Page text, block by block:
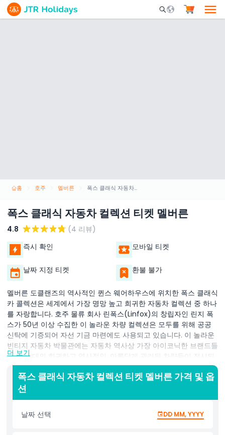
Mobile Search
홈 호주 멜버른 폭스 클래식 자동차 컬렉션 티켓 멜버른
폭스 클래식 자동차 컬렉션 티켓 멜버른
4.8
(4 리뷰)
즉시 확인
모바일 티켓
날짜 지정 티켓 환불 불가
멜버른 도클랜즈의 역사적인 퀸스 웨어하우스에 위치한 폭스 클래식
카 콜렉션은 세계에서 가장 명망 높고 희귀한 자동차 컬렉션 중 하나
를 자랑합니다. 호주 물류 회사 린폭스(Linfox)의 창립자인 린지 폭
스가 50년 이상 수집한 이 놀라운 차량 컬렉션은 모두를 위해 공공
신탁에 기증되어 자선 기금 마련에도 사용되고 있습니다. 이 놀라운
빈티지 자동차 박물관에는 자동차 역사상 가장 아이코닉한 브랜드들
의 수십 대의 희귀하고 역사적인, 아름답게 관리된 차량들이 전시되
어 있습니다. 메르세데스 벤츠, 재규어, 포르쉐, 페라리, 벤틀리, 폭스
바겐, 롤스로이스, 포드, MG, 렉서스, 닛산의 클래식 모델들을 1923
년부터 2020년까지 거의 한 세기에 걸쳐 만나볼 수 있습니다. 많은
차량들은 단 한 대뿐인 프로토타입, 독점 모델, 또는 럭셔리와 혁신의
상징이 된 차량들입니다. 자동차 애호가이든 자동차 역사에 호기심
이 있든 이 컬렉션은 자동차 디자인과 엔지니어링의 발전을 독특하
더 보기
폭스 클래식 자동차 컬렉션 티켓 멜버른 가격 및 옵
션
날짜 선택 DD MM, YYYY